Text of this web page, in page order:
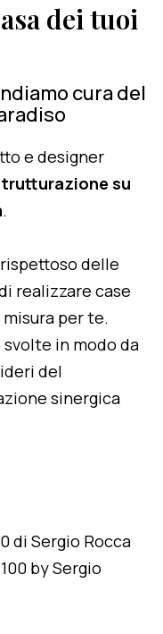
dei tuoi
cura del
e designer
su
.
delle
realizzare case
per te.
in modo da
del
sinergica